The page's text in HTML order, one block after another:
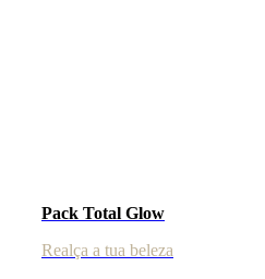
Pack Total Glow
Realça a tua beleza